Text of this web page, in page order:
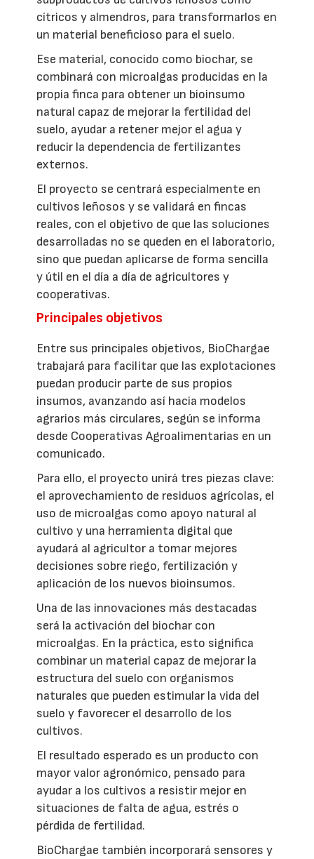
cítricos y almendros, para transformarlos en
un material beneficioso para el suelo.
Ese material, conocido como biochar, se
combinará con microalgas producidas en la
propia finca para obtener un bioinsumo
natural capaz de mejorar la fertilidad del
suelo, ayudar a retener mejor el agua y
reducir la dependencia de fertilizantes
externos.
El proyecto se centrará especialmente en
cultivos leñosos y se validará en fincas
reales, con el objetivo de que las soluciones
desarrolladas no se queden en el laboratorio,
sino que puedan aplicarse de forma sencilla
y útil en el día a día de agricultores y
cooperativas.
Principales objetivos
Entre sus principales objetivos, BioChargae
trabajará para facilitar que las explotaciones
puedan producir parte de sus propios
insumos, avanzando así hacia modelos
agrarios más circulares, según se informa
desde Cooperativas Agroalimentarias en un
comunicado.
Para ello, el proyecto unirá tres piezas clave:
el aprovechamiento de residuos agrícolas, el
uso de microalgas como apoyo natural al
cultivo y una herramienta digital que
ayudará al agricultor a tomar mejores
decisiones sobre riego, fertilización y
aplicación de los nuevos bioinsumos.
Una de las innovaciones más destacadas
será la activación del biochar con
microalgas. En la práctica, esto significa
combinar un material capaz de mejorar la
estructura del suelo con organismos
naturales que pueden estimular la vida del
suelo y favorecer el desarrollo de los
cultivos.
El resultado esperado es un producto con
mayor valor agronómico, pensado para
ayudar a los cultivos a resistir mejor en
situaciones de falta de agua, estrés o
pérdida de fertilidad.
BioChargae también incorporará sensores y